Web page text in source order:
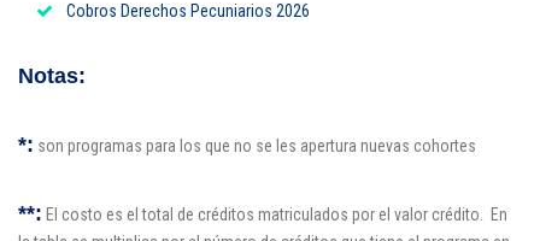
Cobros Derechos Pecuniarios 2026
Notas:
*: son programas para los que no se les apertura nuevas cohortes
**: El costo es el total de créditos matriculados por el valor crédito. En